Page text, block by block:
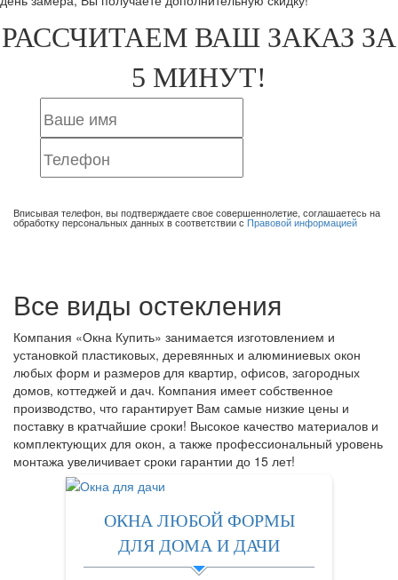
РАССЧИТАЕМ ВАШ ЗАКАЗ ЗА
5 МИНУТ!
Вписывая телефон, вы подтверждаете свое совершеннолетие, соглашаетесь на
обработку персональных данных в соответствии с Правовой информацией
Все виды остекления
Компания «Окна Купить» занимается изготовлением и
установкой пластиковых, деревянных и алюминиевых окон
любых форм и размеров для квартир, офисов, загородных
домов, коттеджей и дач. Компания имеет собственное
производство, что гарантирует Вам самые низкие цены и
поставку в кратчайшие сроки! Высокое качество материалов и
комплектующих для окон, а также профессиональный уровень
монтажа увеличивает сроки гарантии до 15 лет!
ОКНА ЛЮБОЙ ФОРМЫ
ДЛЯ ДОМА И ДАЧИ